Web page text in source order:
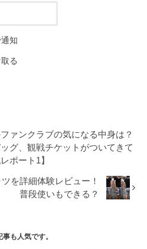
知
る
ァンクラブの気になる中身は？
グ、観戦チケットがついてきて
ポート1】
を詳細体験レビュー！
普段使いもできる？
も人気です。